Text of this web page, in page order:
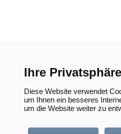
Ihre
Diese Website verwendet
um Ihnen ein besseres
um die Website weiter zu